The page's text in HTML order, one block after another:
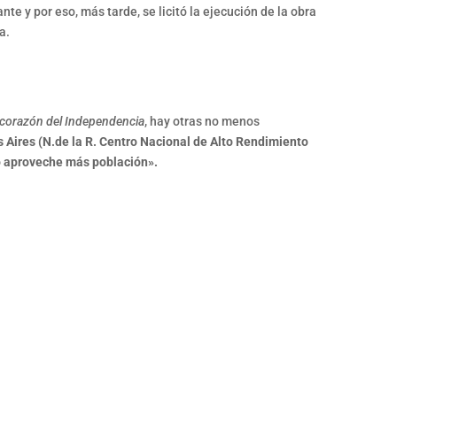
y por eso, más tarde, se licitó la ejecución de la obra
del Independencia, hay otras no menos
(N.de la R. Centro Nacional de Alto Rendimiento
más población».